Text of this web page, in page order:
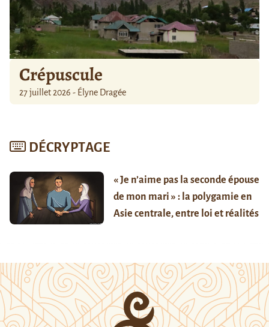
Crépuscule
27 juillet 2026 - Élyne Dragée
DÉCRYPTAGE
« Je n’aime pas la seconde épouse
de mon mari » : la polygamie en
Asie centrale, entre loi et réalités